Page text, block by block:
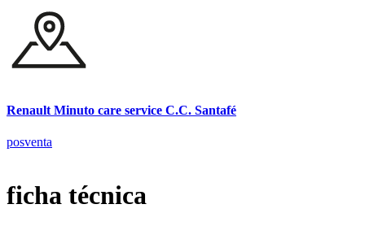
Renault Minuto care service C.C. Santafé
posventa
ficha técnica